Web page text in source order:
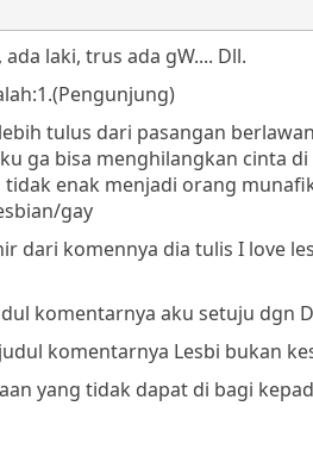
laki, trus ada gW.... Dll.
1.(Pengunjung)
tulus dari pasangan
ga bisa menghilangkan cinta
enak menjadi orang
gay
dari komennya dia tulis I love
komentarnya aku setuju dgn
komentarnya Lesbi bukan
yang tidak dapat di bagi